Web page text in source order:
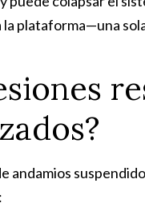
plataforma—una
andamios